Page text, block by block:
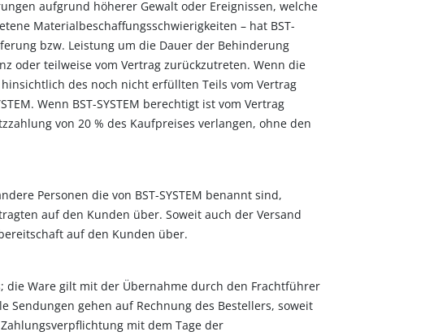
aufgrund höherer Gewalt oder Ereignissen, welche
Materialbeschaffungsschwierigkeiten – hat BST-
bzw. Leistung um die Dauer der Behinderung
oder teilweise vom Vertrag zurückzutreten. Wenn die
des noch nicht erfüllten Teils vom Vertrag
Wenn BST-SYSTEM berechtigt ist vom Vertrag
von 20 % des Kaufpreises verlangen, ohne den
Personen die von BST-SYSTEM benannt sind,
auf den Kunden über. Soweit auch der Versand
auf den Kunden über.
die Ware gilt mit der Übernahme durch den Frachtführer
gehen auf Rechnung des Bestellers, soweit
mit dem Tage der